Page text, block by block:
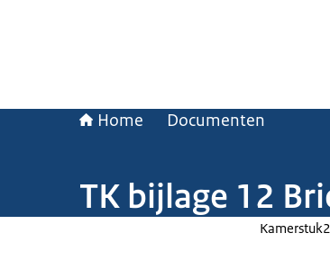
Home Documenten
TK bijlage 12
Kamerstuk